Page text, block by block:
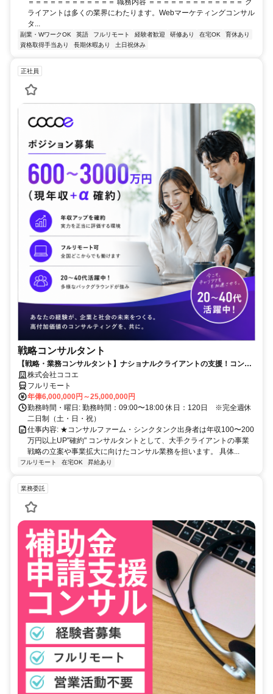
＝＝＝＝＝＝＝＝＝＝＝＝ 職務内容 ＝＝＝＝＝＝＝＝＝＝＝＝＝ ク
ライアントは多くの業界にわたります。Webマーケティングコンサル
タ...
副業・WワークOK 英語 フルリモート 経験者歓迎 研修あり 在宅OK
育休あり
資格取得手当あり
長期休暇あり 土日祝休み
正社員
戦略コンサルタント
【戦略・業務コンサルタント】ナショナルクライアントの支援！コンサ
ル・シンクタンク経験者"年収100万円以上UP確約"！フルリモート可
能！
株式会社ココエ
フルリモート
年俸6,000,000円～25,000,000円
勤務時間・曜日: 勤務時間：09:00〜18:00 休日：120日 ※完全週休
二日制（土・日・祝）
仕事内容: ★コンサルファーム・シンクタンク出身者は年収100〜200
万円以上UP"確約" コンサルタントとして、大手クライアントの事業
戦略の立案や事業拡大に向けたコンサル業務を担います。 具体...
フルリモート 在宅OK 昇給あり
業務委託